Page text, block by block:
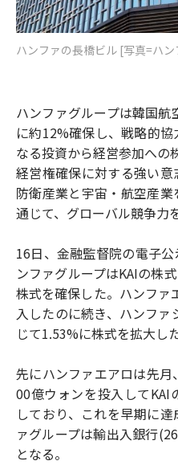
ハンファの長橋ビル [写真=ハ
ハンファグループは韓国
に約12%確保し、戦略的
なる投資から経営参加への
経営権確保に対する強い意
防衛産業と宇宙・航空産
通じて、グローバル競争力
16日、金融監督院の電子
ンファグループはKAIの株
株式を確保した。ハンファ
入したのに続き、ハンフ
じて1.53%に株式を拡大し
先にハンファエアロは先
00億ウォンを投入して
しており、これを早期に
ァグループは輸出入銀行
となる。